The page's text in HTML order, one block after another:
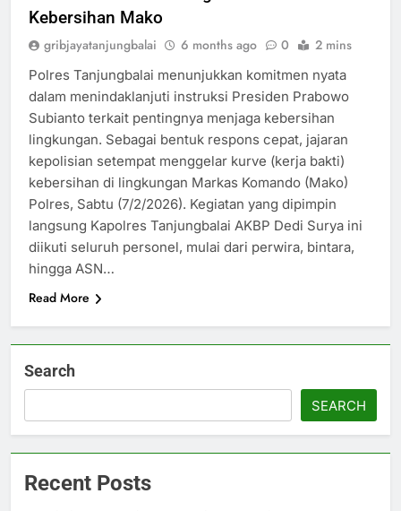
Kebersihan Mako
gribjayatanjungbalai 6 months ago 0 2 mins
Polres Tanjungbalai menunjukkan komitmen nyata
dalam menindaklanjuti instruksi Presiden Prabowo
Subianto terkait pentingnya menjaga kebersihan
lingkungan. Sebagai bentuk respons cepat, jajaran
kepolisian setempat menggelar kurve (kerja bakti)
kebersihan di lingkungan Markas Komando (Mako)
Polres, Sabtu (7/2/2026). Kegiatan yang dipimpin
langsung Kapolres Tanjungbalai AKBP Dedi Surya ini
diikuti seluruh personel, mulai dari perwira, bintara,
hingga ASN…
Read More
Search
SEARCH
Recent Posts